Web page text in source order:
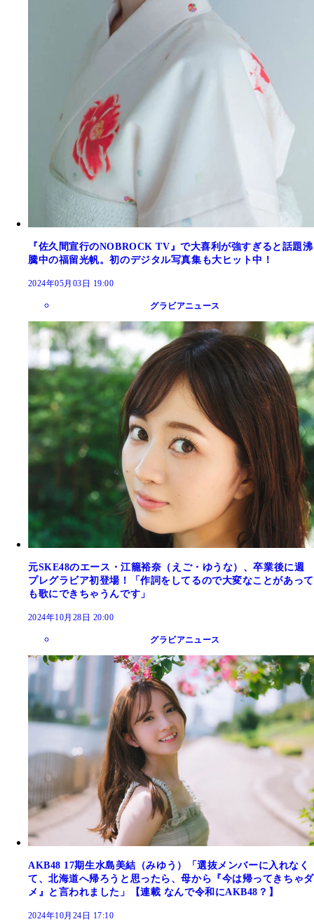
『佐久間宣行のNOBROCK TV』で大喜利が強すぎると話題沸
騰中の福留光帆。初のデジタル写真集も大ヒット中！
2024年05月03日 19:00
グラビアニュース
元SKE48のエース・江籠裕奈（えご・ゆうな）、卒業後に週
プレグラビア初登場！「作詞をしてるので大変なことがあって
も歌にできちゃうんです」
2024年10月28日 20:00
グラビアニュース
AKB48 17期生水島美結（みゆう）「選抜メンバーに入れなく
て、北海道へ帰ろうと思ったら、母から『今は帰ってきちゃダ
メ』と言われました」【連載 なんで令和にAKB48？】
2024年10月24日 17:10